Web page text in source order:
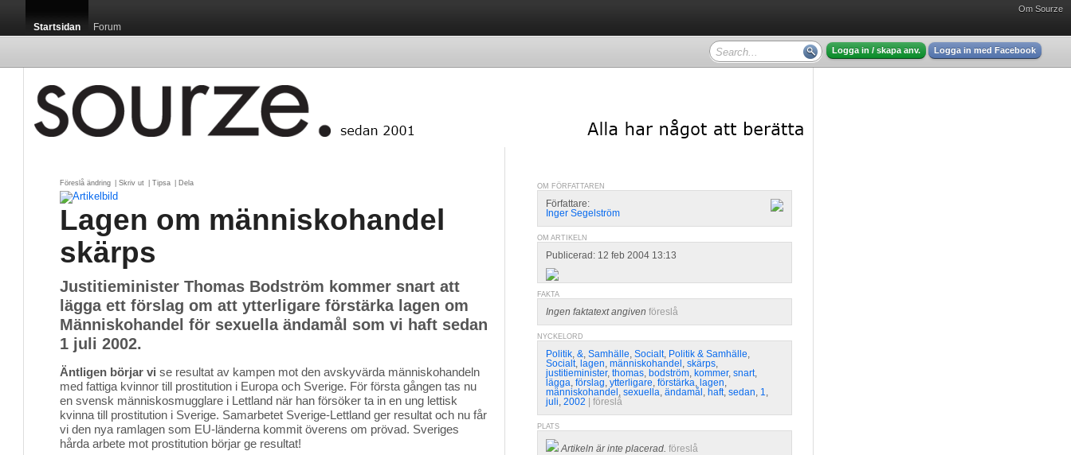
Om Sourze
Startsidan Forum
Logga in / skapa anv. Logga in med Facebook
Föreslå ändring Skriv ut Tipsa Dela
Lagen om människohandel
skärps
Justitieminister Thomas Bodström kommer snart att
lägga ett förslag om att ytterligare förstärka lagen om
Människohandel för sexuella ändamål som vi haft sedan
1 juli 2002.
Äntligen börjar vi se resultat av kampen mot den avskyvärda människohandeln
med fattiga kvinnor till prostitution i Europa och Sverige. För första gången tas nu
en svensk människosmugglare i Lettland när han försöker ta in en ung lettisk
kvinna till prostitution i Sverige. Samarbetet Sverige-Lettland ger resultat och nu får
vi den nya ramlagen som EU-länderna kommit överens om prövad. Sveriges
hårda arbete mot prostitution börjar ge resultat!
OM FÖRFATTAREN
Författare:
Inger Segelström
OM ARTIKELN
Publicerad: 12 feb 2004 13:13
FAKTA
Ingen faktatext angiven föreslå
NYCKELORD
Politik, &, Samhälle, Socialt, Politik & Samhälle,
Socialt, lagen, människohandel , skärps,
justitieminister, thomas, bodström, kommer, snart,
lägga, förslag, ytterligare, förstärka, lagen,
människohandel , sexuella, ändamål , haft, sedan, 1,
juli, 2002 föreslå
PLATS
Artikeln är inte placerad. föreslå